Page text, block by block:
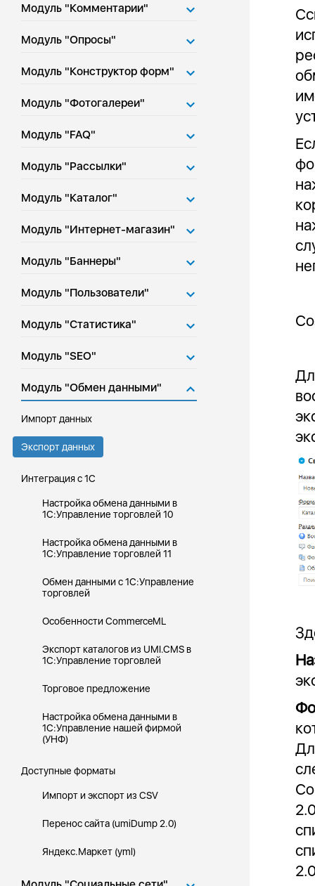
Модуль "Комментарии"
Модуль "Опросы"
Модуль "Конструктор форм"
Модуль "Фотогалереи"
Модуль "FAQ"
Модуль "Рассылки"
Модуль "Каталог"
Модуль "Интернет-магазин"
Модуль "Баннеры"
Модуль "Пользователи"
Модуль "Статистика"
Модуль "SEO"
Модуль "Обмен данными"
Импорт данных
Экспорт данных
Интеграция с 1С
Настройка обмена данными в
1С:Управление торговлей 10
Настройка обмена данными в
1С:Управление торговлей 11
Обмен данными с 1С:Управление
торговлей
Особенности CommerceML
Экспорт каталогов из UMI.CMS в
1С:Управление торговлей
Торговое предложение
Настройка обмена данными в
1С:Управление нашей фирмой
(УНФ)
Доступные форматы
Импорт и экспорт из CSV
Перенос сайта (umiDump 2.0)
Яндекс.Маркет (yml)